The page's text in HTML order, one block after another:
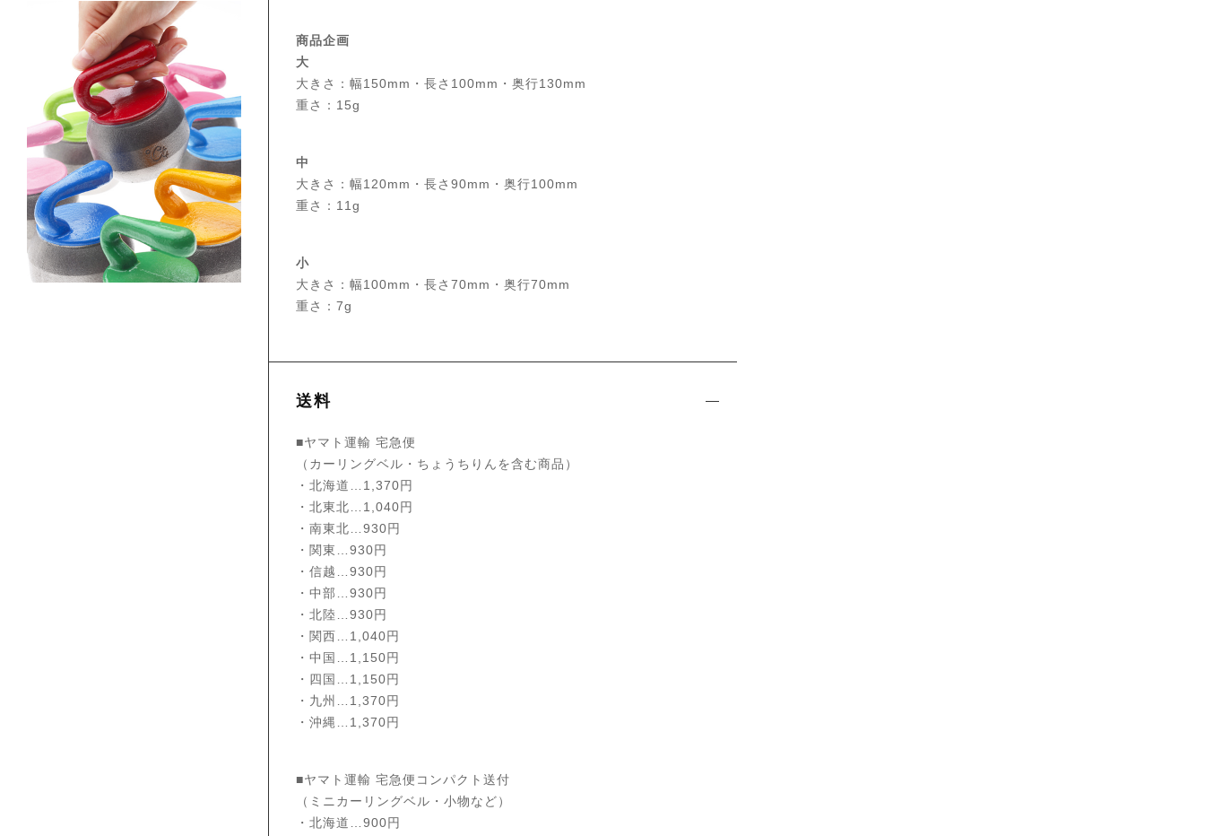
商品企画
大
大きさ：幅150mm・長さ100mm・奥行130mm
重さ：15g
中
大きさ：幅120mm・長さ90mm・奥行100mm
重さ：11g
小
大きさ：幅100mm・長さ70mm・奥行70mm
重さ：7g
送料
■ヤマト運輸 宅急便
（カーリングベル・ちょうちりんを含む商品）
・北海道…1,370円
・北東北…1,040円
・南東北…930円
・関東…930円
・信越…930円
・中部…930円
・北陸…930円
・関西…1,040円
・中国…1,150円
・四国…1,150円
・九州…1,370円
・沖縄…1,370円
■ヤマト運輸 宅急便コンパクト送付
（ミニカーリングベル・小物など）
・北海道…900円